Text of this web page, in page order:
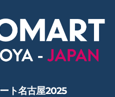
ト名古屋2025